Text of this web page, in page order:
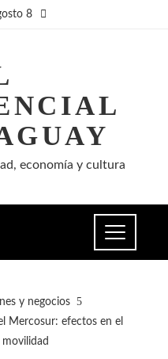
8
economía y cultura
y negocios
Mercosur: efectos en el